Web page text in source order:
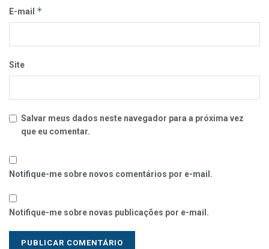
E-mail *
Site
Salvar meus dados neste navegador para a próxima vez
que eu comentar.
Notifique-me sobre novos comentários por e-mail.
Notifique-me sobre novas publicações por e-mail.